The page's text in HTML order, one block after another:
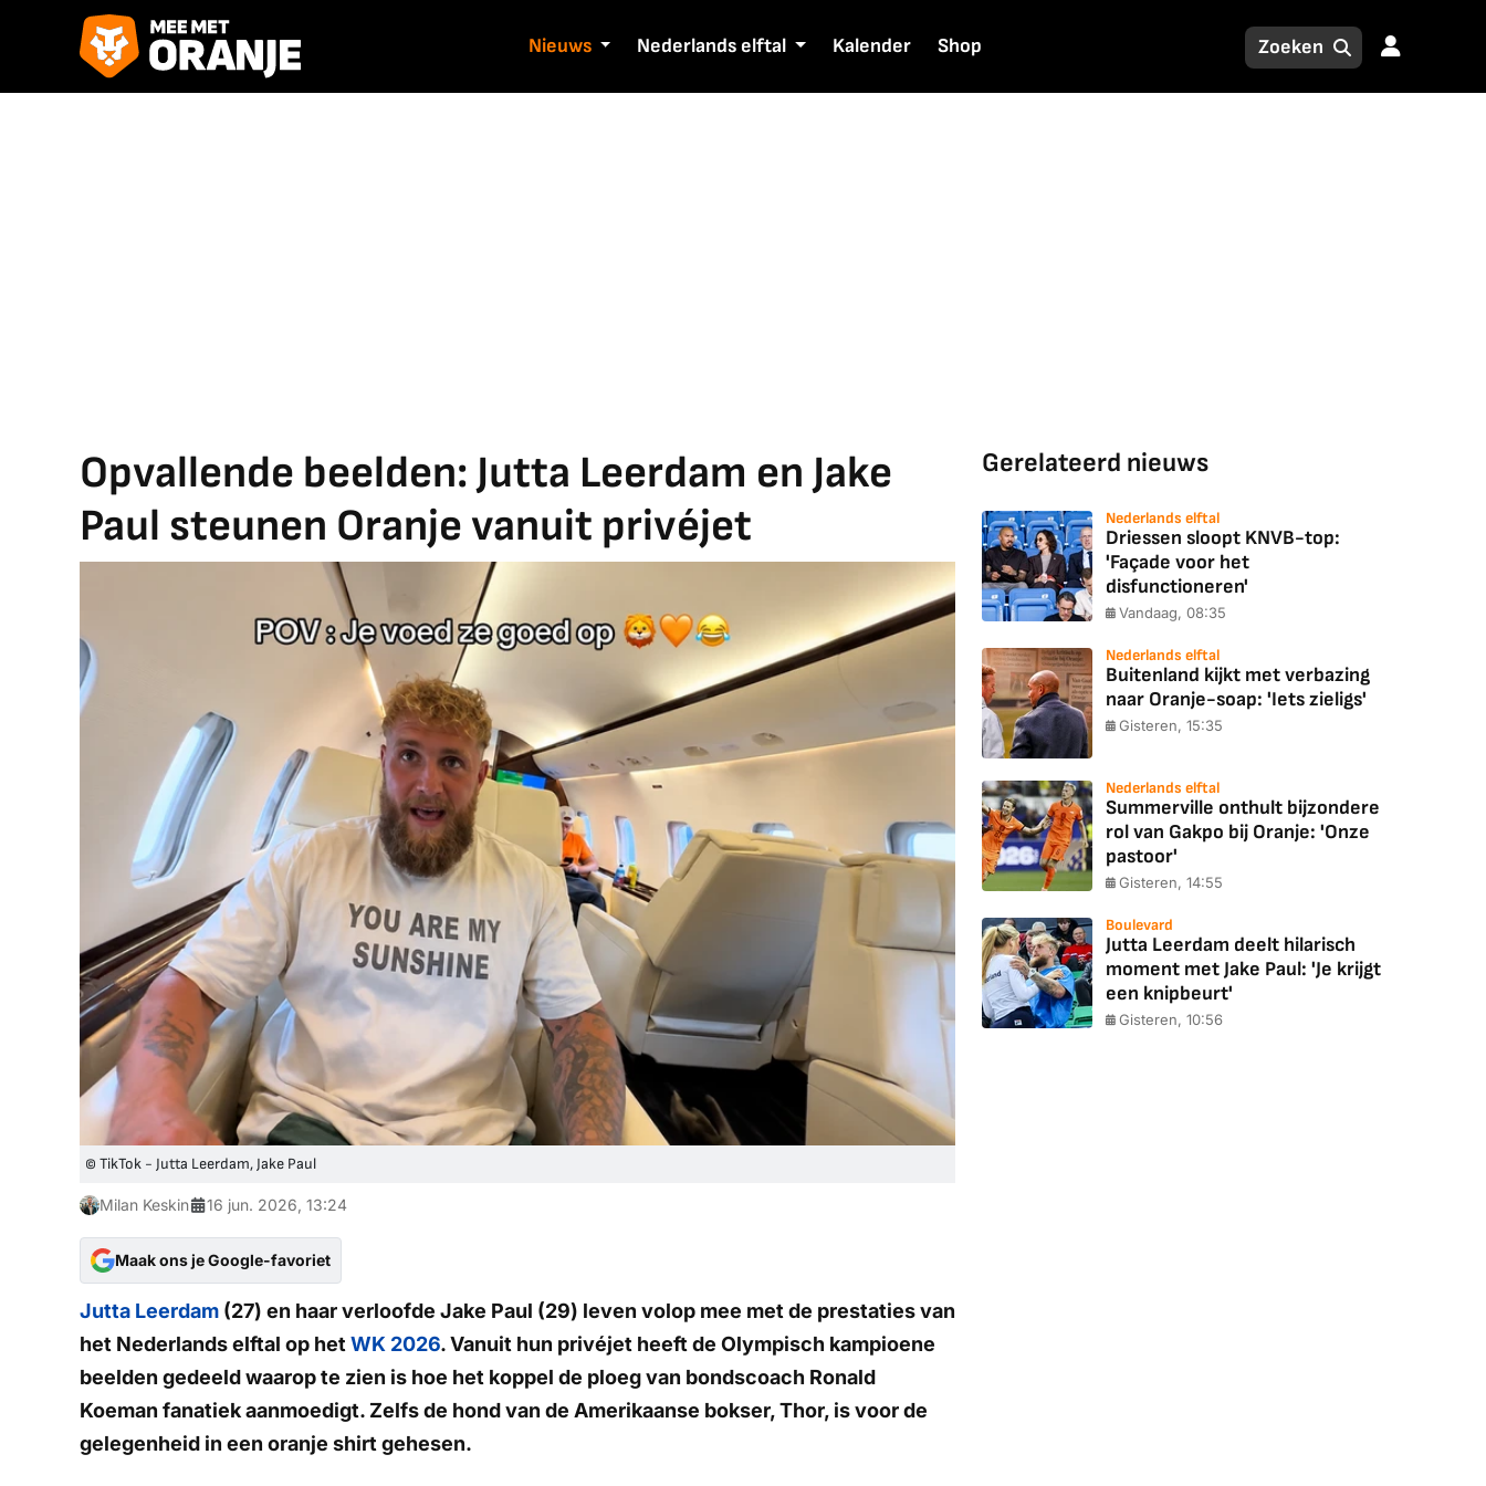
Nieuws Nederlands elftal Kalender Shop
Opvallende beelden: Jutta Leerdam en Jake
Paul steunen Oranje vanuit privéjet
© TikTok - Jutta Leerdam, Jake Paul
Milan Keskin 16 jun. 2026, 13:24
Maak ons je Google-favoriet
Jutta Leerdam (27) en haar verloofde Jake Paul (29) leven volop mee met de prestaties van
het Nederlands elftal op het WK 2026. Vanuit hun privéjet heeft de Olympisch kampioene
beelden gedeeld waarop te zien is hoe het koppel de ploeg van bondscoach Ronald
Koeman fanatiek aanmoedigt. Zelfs de hond van de Amerikaanse bokser, Thor, is voor de
gelegenheid in een oranje shirt gehesen.
Gerelateerd nieuws
Nederlands elftal
Driessen sloopt KNVB-top:
'Façade voor het
disfunctioneren'
Vandaag, 08:35
Nederlands elftal
Buitenland kijkt met verbazing
naar Oranje-soap: 'Iets zieligs'
Gisteren, 15:35
Nederlands elftal
Summerville onthult bijzondere
rol van Gakpo bij Oranje: 'Onze
pastoor'
Gisteren, 14:55
Boulevard
Jutta Leerdam deelt hilarisch
moment met Jake Paul: 'Je krijgt
een knipbeurt'
Gisteren, 10:56